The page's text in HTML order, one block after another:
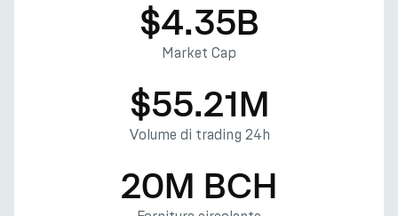
$4.35B
Market Cap
$55.21M
Volume di trading 24h
20M BCH